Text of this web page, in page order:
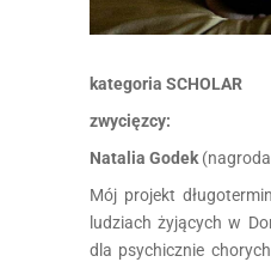
kategoria SCHOLAR
zwycięzcy:
Natalia Godek(nagroda
Mój projekt
ludziach żyjących w
dla psychicznie